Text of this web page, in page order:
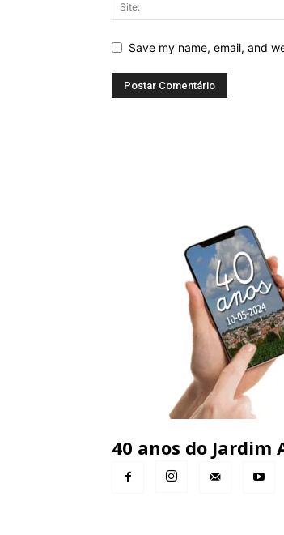
Save my name, email, and
40 anos do Jardim